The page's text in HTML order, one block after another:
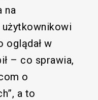
na
użytkownikowi
oglądał w
– co sprawia,
o
a to